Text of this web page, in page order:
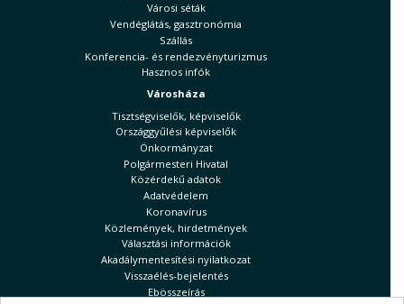
Városi séták
Vendéglátás, gasztronómia
Szállás
Konferencia- és rendezvényturizmus
Hasznos infók
Városháza
Tisztségviselők, képviselők
Országgyűlési képviselők
Önkormányzat
Polgármesteri Hivatal
Közérdekű adatok
Adatvédelem
Koronavírus
Közlemények, hirdetmények
Választási információk
Akadálymentesítési nyilatkozat
Visszaélés-bejelentés
Ebösszeírás